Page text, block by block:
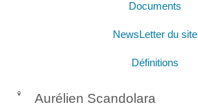
Documents
NewsLetter du site
Définitions
Aurélien Scandolara